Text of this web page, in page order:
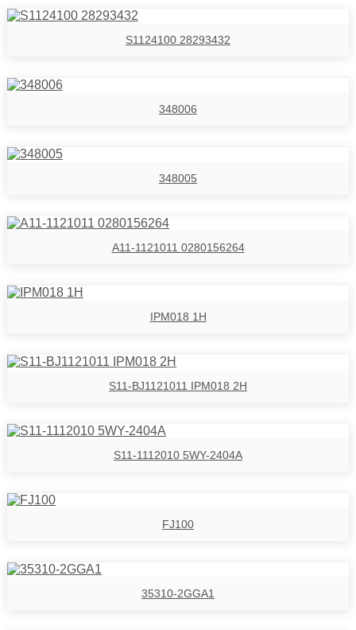
S1124100 28293432
348006
348005
A11-1121011 0280156264
IPM018 1H
S11-BJ1121011 IPM018 2H
S11-1112010 5WY-2404A
FJ100
35310-2GGA1